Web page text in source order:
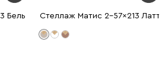
Белый Стеллаж Матис 2-57x213 Латте